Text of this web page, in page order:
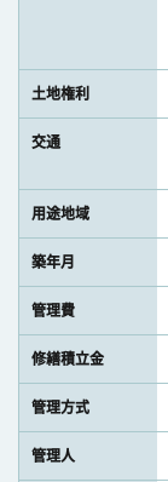
土地権利
交通
用途地域
築年月
管理費
修繕積立金
管理方式
管理人